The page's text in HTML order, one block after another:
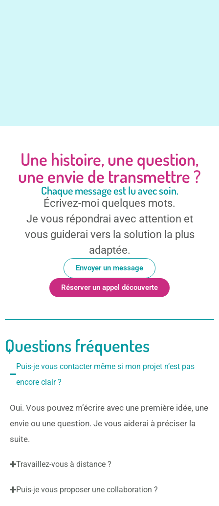
Une histoire, une question,
une envie de transmettre ?
Chaque message est lu avec soin.
Écrivez-moi quelques mots.
Je vous répondrai avec attention et
vous guiderai vers la solution la plus
adaptée.
Envoyer un message
Réserver un appel découverte
Questions fréquentes
Puis-je vous contacter même si mon projet n’est pas
encore clair ?
Oui. Vous pouvez m’écrire avec une première idée, une
envie ou une question. Je vous aiderai à préciser la
suite.
Travaillez-vous à distance ?
Puis-je vous proposer une collaboration ?